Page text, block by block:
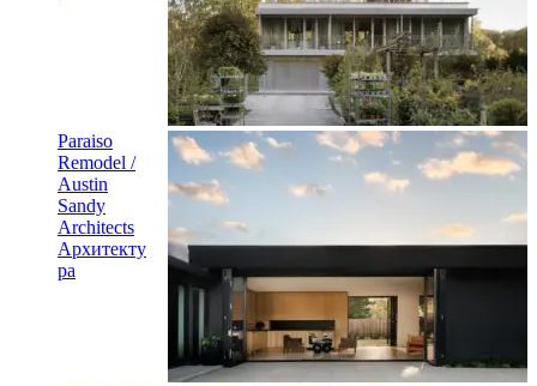
Paraiso
Remodel /
Austin
Sandy
Architects
Архитекту
ра